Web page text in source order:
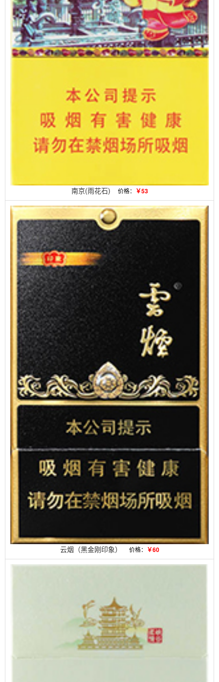
南京(雨花石) 价格： ￥53
云烟（黑金刚印象） 价格： ￥60